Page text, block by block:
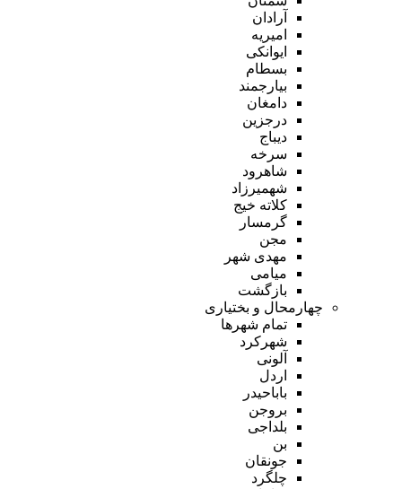
آرادان
امیریه
ایوانکی
بسطام
بیارجمند
دامغان
درجزین
دیباج
سرخه
شاهرود
شهمیرزاد
کلاته خیج
گرمسار
مجن
مهدی شهر
میامی
بازگشت
چهارمحال و بختیاری
تمام شهر‌ها
شهرکرد
آلونی
اردل
باباحیدر
بروجن
بلداجی
بن
جونقان
چلگرد